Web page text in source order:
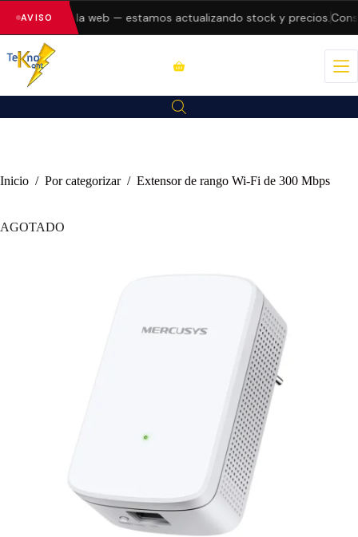
AVISO
errores en la web — estamos actualizando stock y precios.
Inicio / Por categorizar / Extensor de rango Wi-Fi de 300 Mbps
AGOTADO